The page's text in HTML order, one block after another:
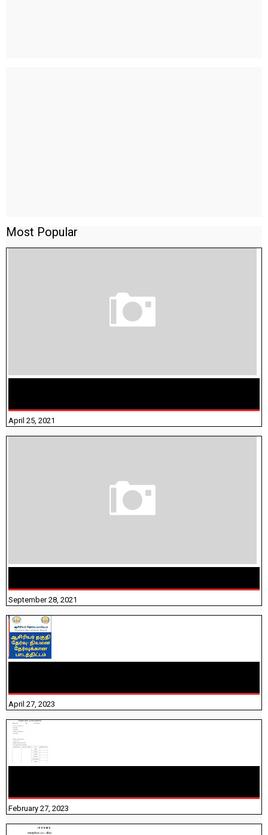
Most Popular
April 25, 2021
September 28, 2021
April 27, 2023
February 27, 2023